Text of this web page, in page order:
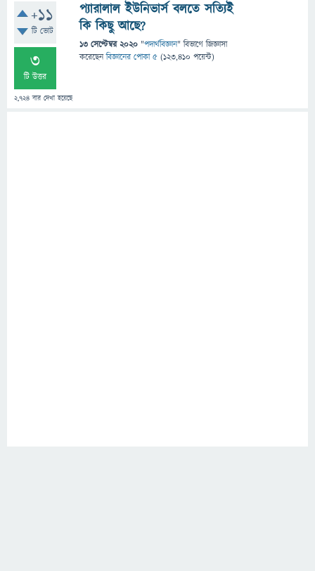
+11
টি ভোট
3
টি উত্তর
2,724 বার দেখা হয়েছে
প্যারালাল ইউনিভার্স বলতে সত্যিই
কি কিছু আছে?
13 সেপ্টেম্বর 2020 "পদার্থবিজ্ঞান" বিভাগে জিজ্ঞাসা
করেছেনবিজ্ঞানের পোকা ৫ (123,410 পয়েন্ট)